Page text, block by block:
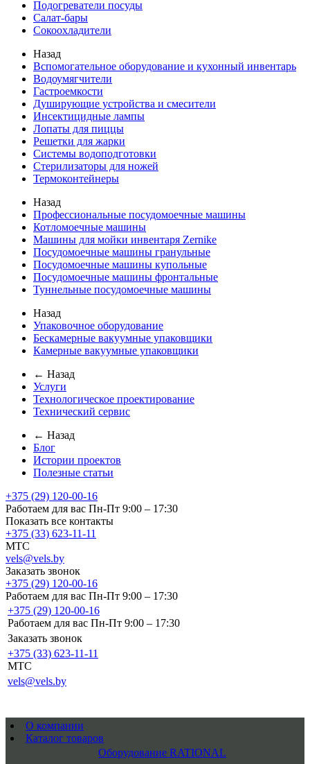
Подогреватели посуды
Салат-бары
Сокоохладители
Назад
Вспомогательное оборудование и кухонный инвентарь
Водоумягчители
Гастроемкости
Душирующие устройства и смесители
Инсектицидные лампы
Лопаты для пиццы
Решетки для жарки
Системы водоподготовки
Стерилизаторы для ножей
Термоконтейнеры
Назад
Профессиональные посудомоечные машины
Котломоечные машины
Машины для мойки инвентаря Zernike
Посудомоечные машины гранульные
Посудомоечные машины купольные
Посудомоечные машины фронтальные
Туннельные посудомоечные машины
Назад
Упаковочное оборудование
Бескамерные вакуумные упаковщики
Камерные вакуумные упаковщики
← Назад
Услуги
Технологическое проектирование
Технический сервис
← Назад
Блог
Истории проектов
Полезные статьи
+375 (29) 120-00-16
Работаем для вас Пн-Пт 9:00 – 17:30
Показать все контакты
+375 (33) 623-11-11
MTC
vels@vels.by
Заказать звонок
+375 (29) 120-00-16
Работаем для вас Пн-Пт 9:00 – 17:30
+375 (29) 120-00-16
Работаем для вас Пн-Пт 9:00 – 17:30
Заказать звонок
+375 (33) 623-11-11
MTC
vels@vels.by
О компании
Каталог товаров
Оборудование RATIONAL